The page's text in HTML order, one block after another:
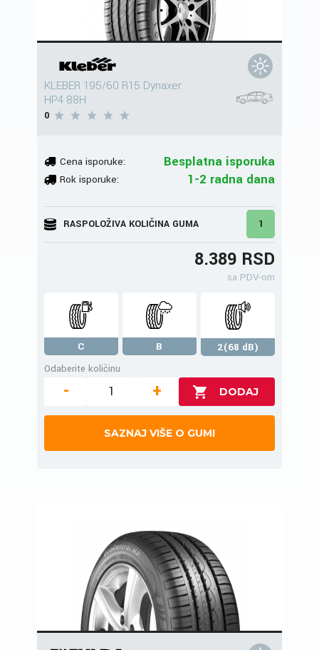
KLEBER 195/60 R15 Dynaxer
HP4 88H
0
Cena isporuke: Besplatna isporuka
Rok isporuke: 1-2 radna dana
RASPOLOŽIVA KOLIČINA GUMA 1
8.389 RSD
sa PDV-om
C B
2(68 dB)
Odaberite količinu
- +
SAZNAJ VIŠE O GUMI